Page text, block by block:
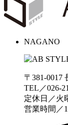
NAGANO
〒381-0017
TEL／026-
定休日／火
営業時間／